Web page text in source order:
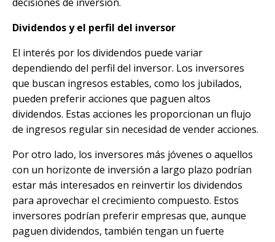
Dividendos y el perfil del inversor
El interés por los dividendos puede variar
dependiendo del perfil del inversor. Los inversores
que buscan ingresos estables, como los jubilados,
pueden preferir acciones que paguen altos
dividendos. Estas acciones les proporcionan un flujo
de ingresos regular sin necesidad de vender acciones.
Por otro lado, los inversores más jóvenes o aquellos
con un horizonte de inversión a largo plazo podrían
estar más interesados en reinvertir los dividendos
para aprovechar el crecimiento compuesto. Estos
inversores podrían preferir empresas que, aunque
paguen dividendos, también tengan un fuerte